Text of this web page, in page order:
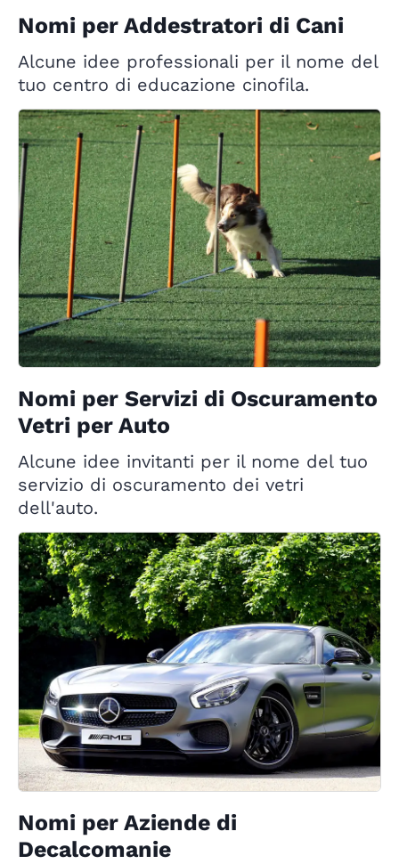
Nomi per Addestratori di Cani
Alcune idee professionali per il nome del
tuo centro di educazione cinofila.
Nomi per Servizi di Oscuramento
Vetri per Auto
Alcune idee invitanti per il nome del tuo
servizio di oscuramento dei vetri
dell'auto.
Nomi per Aziende di
Decalcomanie